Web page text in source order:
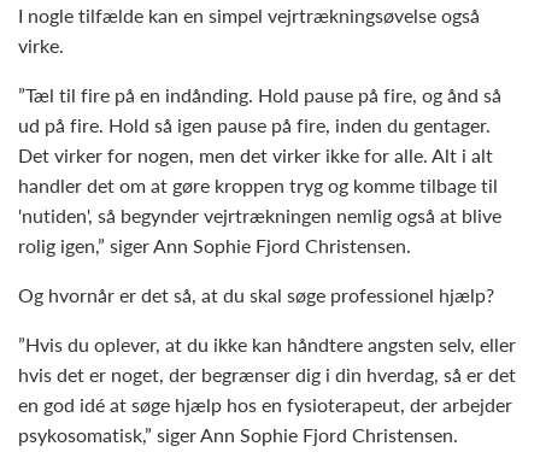
I nogle tilfælde kan en simpel vejrtrækningsøvelse også
virke.
”Tæl til fire på en indånding. Hold pause på fire, og ånd så
ud på fire. Hold så igen pause på fire, inden du gentager.
Det virker for nogen, men det virker ikke for alle. Alt i alt
handler det om at gøre kroppen tryg og komme tilbage til
'nutiden', så begynder vejrtrækningen nemlig også at blive
rolig igen,” siger Ann Sophie Fjord Christensen.
Og hvornår er det så, at du skal søge professionel hjælp?
”Hvis du oplever, at du ikke kan håndtere angsten selv, eller
hvis det er noget, der begrænser dig i din hverdag, så er det
en god idé at søge hjælp hos en fysioterapeut, der arbejder
psykosomatisk,” siger Ann Sophie Fjord Christensen.